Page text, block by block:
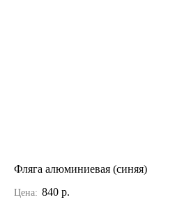
Фляга алюминиевая (синяя)
Цена: 840 р.